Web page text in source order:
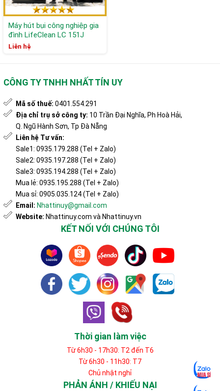
Máy hút bụi công nghiệp gia
đình LifeClean LC 151J
Liên hệ
CÔNG TY TNHH NHẤT TÍN UY
Mã số thuế: 0401.554.291
Địa chỉ trụ sở công ty: 10 Trần Đại Nghĩa, Ph Hoà Hải,
Q. Ngũ Hành Sơn, Tp Đà Nẵng
Liên hệ Tư vấn:
Sale1: 0935.179.288 (Tel + Zalo)
Sale2: 0935.197.288 (Tel + Zalo)
Sale3: 0935.194.288 (Tel + Zalo)
Mua lẻ: 0935.195.288 (Tel + Zalo)
Mua sỉ: 0905.035.124 (Tel + Zalo)
Email: Nhattinuy@gmail.com
Website: Nhattinuy.com và Nhattinuy.vn
KẾT NỐI VỚI CHÚNG TÔI
Thời gian làm việc
Từ 6h30 - 17h30: T2 đến T6
Từ 6h30 - 11h30: T7
Chủ nhật nghỉ
PHẢN ÁNH / KHIẾU NẠI